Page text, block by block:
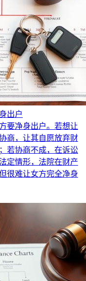
出户
要净身出户。若想让
商，让其自愿放弃财
若协商不成，在诉讼
定情形，法院在财产
很难让女方完全净身